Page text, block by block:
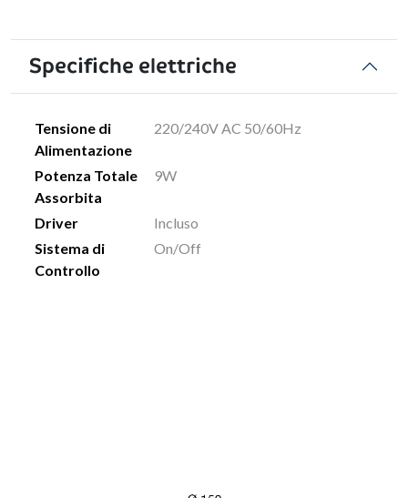
Specifiche elettriche
Tensione di
Alimentazione
220/240V AC 50/60Hz
Potenza Totale
Assorbita
9W
Driver
Incluso
Sistema di
Controllo
On/Off